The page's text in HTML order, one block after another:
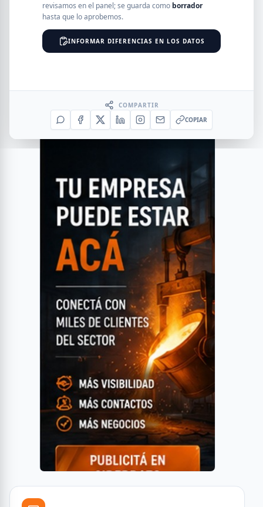
SEGMENTOrevisamos en el panel; se guarda como borrador
hasta que lo aprobemos.
INFORMAR DIFERENCIAS EN LOS DATOS
COMPARTIR
COPIAR